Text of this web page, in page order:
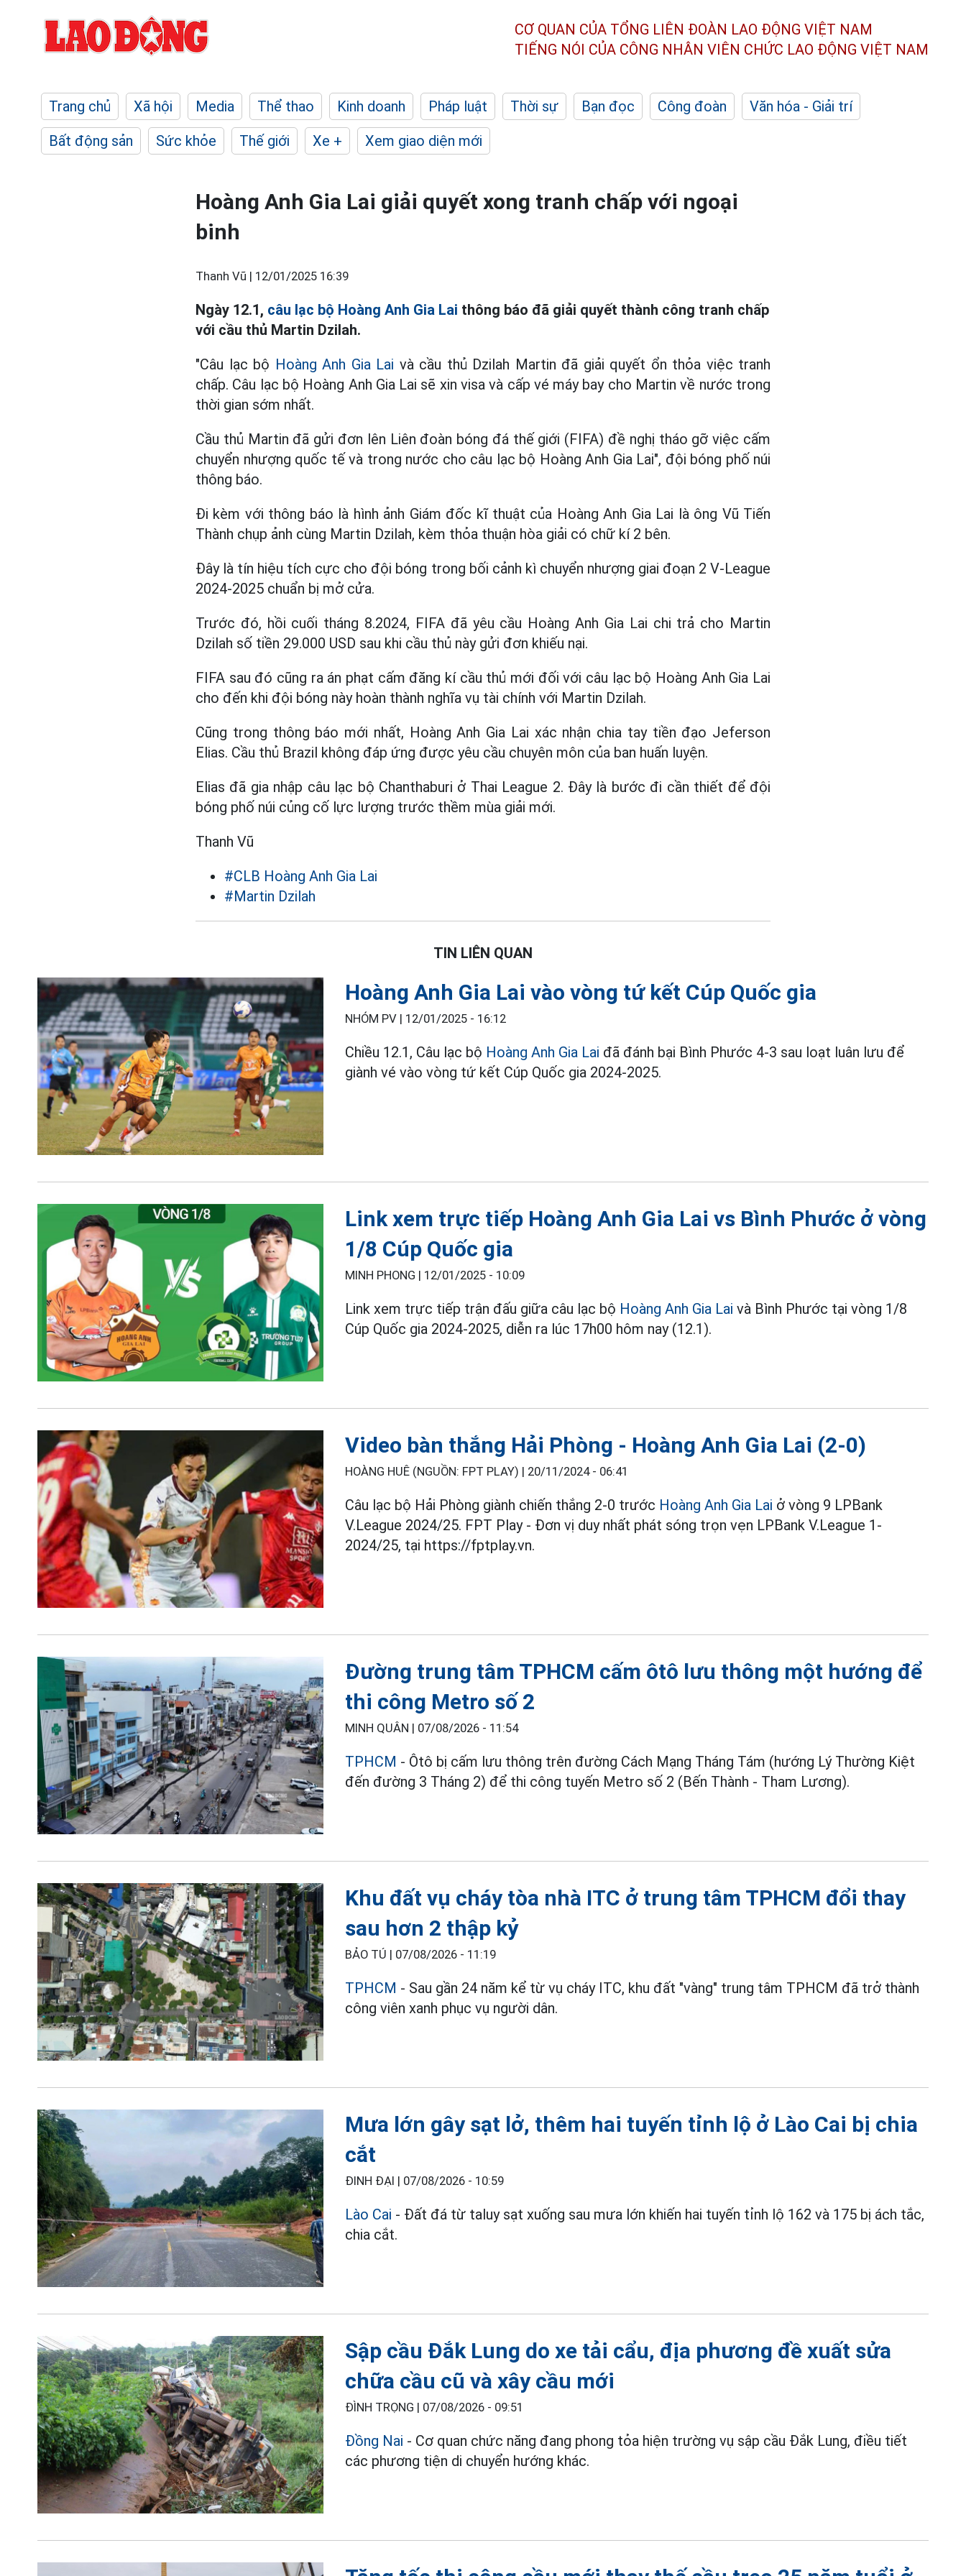
CƠ QUAN CỦA TỔNG LIÊN ĐOÀN LAO ĐỘNG VIỆT NAM
TIẾNG NÓI CỦA CÔNG NHÂN VIÊN CHỨC LAO ĐỘNG VIỆT NAM
Trang chủ Xã hội Media Thể thao Kinh doanh Pháp luật Thời sự Bạn đọc Công đoàn
Văn hóa - Giải trí
Bất động sản
Sức khỏe Thế giới Xe + Xem giao diện mới
Hoàng Anh Gia Lai giải quyết xong tranh chấp với ngoại
binh
Thanh Vũ | 12/01/2025 16:39
Ngày 12.1, câu lạc bộ Hoàng Anh Gia Lai thông báo đã giải quyết thành công tranh chấp
với cầu thủ Martin Dzilah.
"Câu lạc bộ Hoàng Anh Gia Lai và cầu thủ Dzilah Martin đã giải quyết ổn thỏa việc tranh
chấp. Câu lạc bộ Hoàng Anh Gia Lai sẽ xin visa và cấp vé máy bay cho Martin về nước trong
thời gian sớm nhất.
Cầu thủ Martin đã gửi đơn lên Liên đoàn bóng đá thế giới (FIFA) đề nghị tháo gỡ việc cấm
chuyển nhượng quốc tế và trong nước cho câu lạc bộ Hoàng Anh Gia Lai", đội bóng phố núi
thông báo.
Đi kèm với thông báo là hình ảnh Giám đốc kĩ thuật của Hoàng Anh Gia Lai là ông Vũ Tiến
Thành chụp ảnh cùng Martin Dzilah, kèm thỏa thuận hòa giải có chữ kí 2 bên.
Đây là tín hiệu tích cực cho đội bóng trong bối cảnh kì chuyển nhượng giai đoạn 2 V-League
2024-2025 chuẩn bị mở cửa.
Trước đó, hồi cuối tháng 8.2024, FIFA đã yêu cầu Hoàng Anh Gia Lai chi trả cho Martin
Dzilah số tiền 29.000 USD sau khi cầu thủ này gửi đơn khiếu nại.
FIFA sau đó cũng ra án phạt cấm đăng kí cầu thủ mới đối với câu lạc bộ Hoàng Anh Gia Lai
cho đến khi đội bóng này hoàn thành nghĩa vụ tài chính với Martin Dzilah.
Cũng trong thông báo mới nhất, Hoàng Anh Gia Lai xác nhận chia tay tiền đạo Jeferson
Elias. Cầu thủ Brazil không đáp ứng được yêu cầu chuyên môn của ban huấn luyện.
Elias đã gia nhập câu lạc bộ Chanthaburi ở Thai League 2. Đây là bước đi cần thiết để đội
bóng phố núi củng cố lực lượng trước thềm mùa giải mới.
Thanh Vũ
#CLB Hoàng Anh Gia Lai
#Martin Dzilah
TIN LIÊN QUAN
Hoàng Anh Gia Lai vào vòng tứ kết Cúp Quốc gia
NHÓM PV | 12/01/2025 - 16:12
Chiều 12.1, Câu lạc bộ Hoàng Anh Gia Lai đã đánh bại Bình Phước 4-3 sau loạt luân lưu để
giành vé vào vòng tứ kết Cúp Quốc gia 2024-2025.
Link xem trực tiếp Hoàng Anh Gia Lai vs Bình Phước ở vòng
1/8 Cúp Quốc gia
MINH PHONG | 12/01/2025 - 10:09
Link xem trực tiếp trận đấu giữa câu lạc bộ Hoàng Anh Gia Lai và Bình Phước tại vòng 1/8
Cúp Quốc gia 2024-2025, diễn ra lúc 17h00 hôm nay (12.1).
Video bàn thắng Hải Phòng - Hoàng Anh Gia Lai (2-0)
HOÀNG HUÊ (NGUỒN: FPT PLAY) | 20/11/2024 - 06:41
Câu lạc bộ Hải Phòng giành chiến thắng 2-0 trước Hoàng Anh Gia Lai ở vòng 9 LPBank
V.League 2024/25. FPT Play - Đơn vị duy nhất phát sóng trọn vẹn LPBank V.League 1-
2024/25, tại https://fptplay.vn.
Đường trung tâm TPHCM cấm ôtô lưu thông một hướng để
thi công Metro số 2
MINH QUÂN | 07/08/2026 - 11:54
TPHCM - Ôtô bị cấm lưu thông trên đường Cách Mạng Tháng Tám (hướng Lý Thường Kiệt
đến đường 3 Tháng 2) để thi công tuyến Metro số 2 (Bến Thành - Tham Lương).
Khu đất vụ cháy tòa nhà ITC ở trung tâm TPHCM đổi thay
sau hơn 2 thập kỷ
BẢO TÚ | 07/08/2026 - 11:19
TPHCM - Sau gần 24 năm kể từ vụ cháy ITC, khu đất "vàng" trung tâm TPHCM đã trở thành
công viên xanh phục vụ người dân.
Mưa lớn gây sạt lở, thêm hai tuyến tỉnh lộ ở Lào Cai bị chia
cắt
ĐINH ĐẠI | 07/08/2026 - 10:59
Lào Cai - Đất đá từ taluy sạt xuống sau mưa lớn khiến hai tuyến tỉnh lộ 162 và 175 bị ách tắc,
chia cắt.
Sập cầu Đắk Lung do xe tải cẩu, địa phương đề xuất sửa
chữa cầu cũ và xây cầu mới
ĐÌNH TRỌNG | 07/08/2026 - 09:51
Đồng Nai - Cơ quan chức năng đang phong tỏa hiện trường vụ sập cầu Đắk Lung, điều tiết
các phương tiện di chuyển hướng khác.